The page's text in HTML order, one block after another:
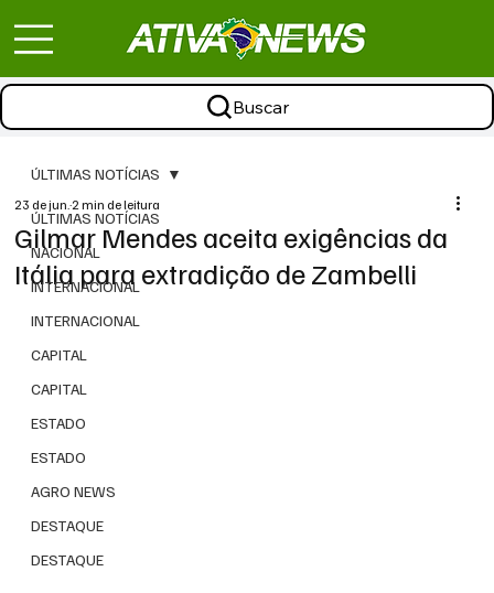
Buscar
ÚLTIMAS NOTÍCIAS
NACIONAL
INTERNACIONAL
INTERNACIONAL
CAPITAL
CAPITAL
ESTADO
ESTADO
AGRO NEWS
DESTAQUE
DESTAQUE
ÚLTIMAS NOTÍCIAS
Gilmar Mendes aceita exigências da
Itália para extradição de Zambelli
23 de jun.2 min de leitura